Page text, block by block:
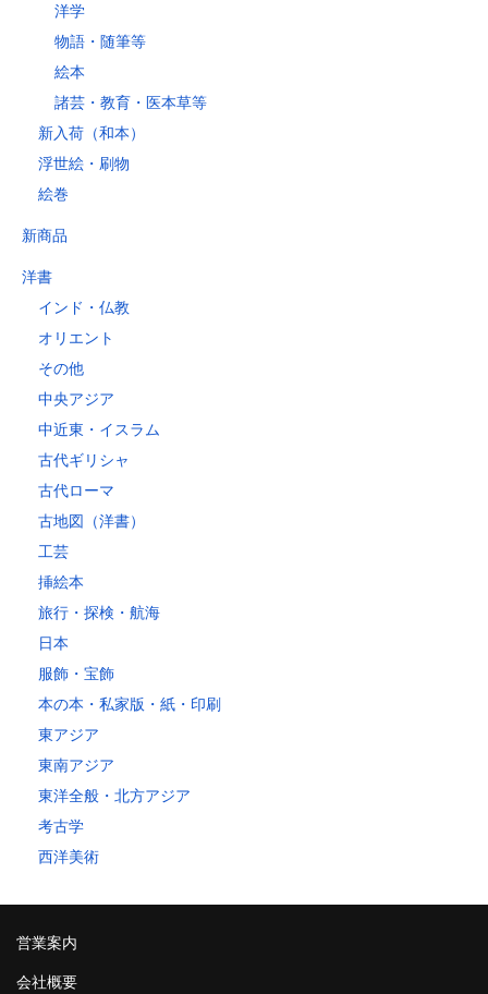
洋学
物語・随筆等
絵本
諸芸・教育・医本草等
新入荷（和本）
浮世絵・刷物
絵巻
新商品
洋書
インド・仏教
オリエント
その他
中央アジア
中近東・イスラム
古代ギリシャ
古代ローマ
古地図（洋書）
工芸
挿絵本
旅行・探検・航海
日本
服飾・宝飾
本の本・私家版・紙・印刷
東アジア
東南アジア
東洋全般・北方アジア
考古学
西洋美術
営業案内
会社概要